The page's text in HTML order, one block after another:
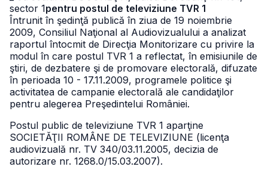
sector 1pentru postul de televiziune TVR 1
Întrunit în şedinţă publică în ziua de 19 noiembrie
2009, Consiliul Naţional al Audiovizualului a analizat
raportul întocmit de Direcţia Monitorizare cu privire la
modul în care postul TVR 1 a reflectat, în emisiunile de
ştiri, de dezbatere şi de promovare electorală, difuzate
în perioada 10 - 17.11.2009, programele politice şi
activitatea de campanie electorală ale candidaţilor
pentru alegerea Preşedintelui României.
Postul public de televiziune TVR 1 aparţine
SOCIETĂŢII ROMÂNE DE TELEVIZIUNE (licenţa
audiovizuală nr. TV 340/03.11.2005, decizia de
autorizare nr. 1268.0/15.03.2007).